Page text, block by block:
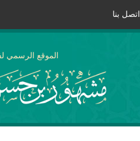
اتصل بنا
الموقع الرسمي